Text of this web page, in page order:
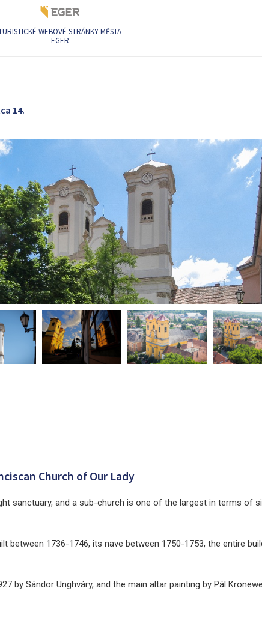
WEBOVÉ STRÁNKY MĚSTA
EGER
14.
Church of Our Lady
sanctuary, and a sub-church is one of the largest in terms of
between 1736-1746, its nave between 1750-1753, the entire
by Sándor Unghváry, and the main altar painting by Pál